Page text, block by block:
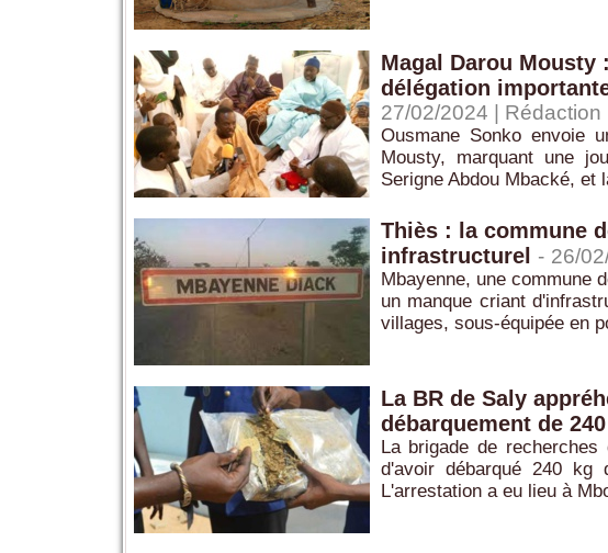
Magal Darou Mousty
délégation
27/02/2024 | Rédaction
Ousmane Sonko envoie
Mousty, marquant une
Serigne Abdou Mbacké, et
Thiès : la commune
infrastructurel
- 26/
Mbayenne, une commune
un manque criant
villages, sous-équipée en
La BR de Saly
débarquement de
La brigade de
d'avoir débarqué 240 kg
L'arrestation a eu lieu à